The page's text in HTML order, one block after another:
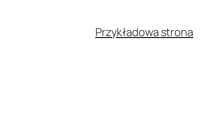
Przykładowa strona